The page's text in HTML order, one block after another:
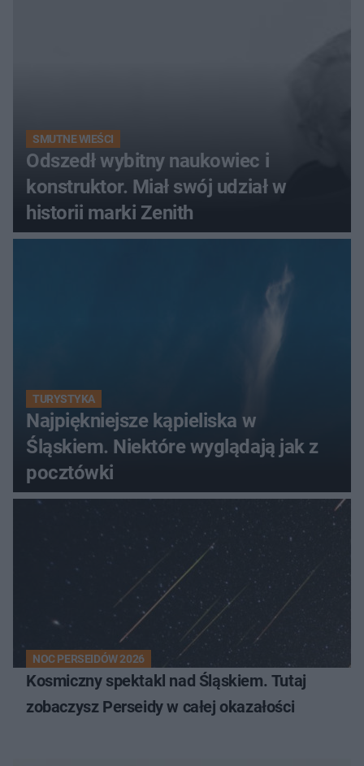
SMUTNE WIEŚCI
Odszedł wybitny naukowiec i
konstruktor. Miał swój udział w
historii marki Zenith
TURYSTYKA
Najpiękniejsze kąpieliska w
Śląskiem. Niektóre wyglądają jak z
pocztówki
NOC PERSEIDÓW 2026
Kosmiczny spektakl nad Śląskiem. Tutaj
zobaczysz Perseidy w całej okazałości